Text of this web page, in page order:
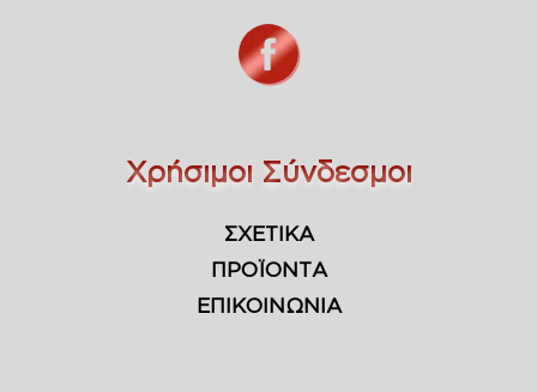
Χρήσιμοι Σύνδεσμοι
ΣΧΕΤΙΚΑ
ΠΡΟΪΟΝΤΑ
ΕΠΙΚΟΙΝΩΝΙΑ